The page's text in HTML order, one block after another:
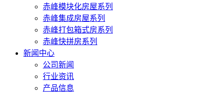
赤峰模块化房屋系列
赤峰集成房屋系列
赤峰打包箱式房系列
赤峰快拼房系列
新闻中心
公司新闻
行业资讯
产品信息